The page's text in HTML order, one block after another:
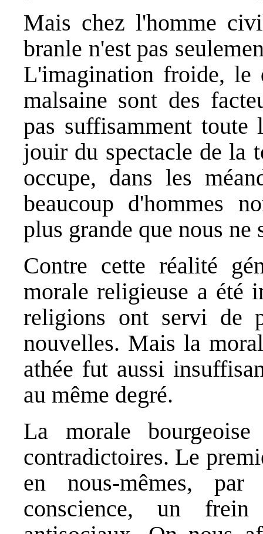
Mais chez l'homme
branle n'est pas
L'imagination froide, le
malsaine sont des
pas suffisamment
jouir du spectacle de la
occupe, dans les
beaucoup d'hommes
plus grande que nous ne
Contre cette réalité
morale religieuse a été
religions ont servi de
nouvelles. Mais la
athée fut aussi
au même degré.
La morale
contradictoires. Le
en nous-mêmes,
conscience, un